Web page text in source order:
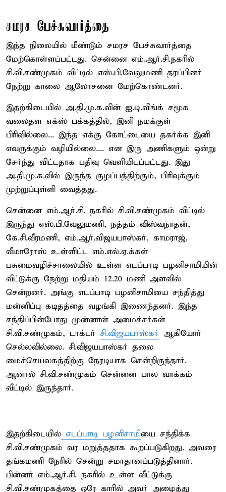
சமரச பேச்சுவார்த்தை
இந்த நிலையில் மீண்டும் சமரச பேச்சுவார்த்தை
மேற்கொள்ளப்பட்டது. சென்னை எம்.ஆர்.சி.நகரில்
சி.வி.சண்முகம் வீட்டில் எஸ்.பி.வேலுமணி தரப்பினர்
நேற்று காலை ஆலோசனை மேற்கொண்டனர்.
இதற்கிடையில் அ.தி.மு.க.வின் ஐ.டி.விங்க் சமூக
வலைதள எக்ஸ் பக்கத்தில், இனி நமக்குள்
பிரிவில்லை... இந்த எக்கு கோட்டையை தகர்க்க இனி
எவருக்கும் வழியில்லை.... என இரு அணிகளும் ஒன்று
சேர்ந்து விட்டதாக பதிவு வெளியிடப்பட்டது. இது
அ.தி.மு.க.வில் இருந்த குழப்பத்திற்கும், பிரிவுக்கும்
முற்றுப்புள்ளி வைத்தது.
சென்னை எம்.ஆர்.சி. நகரில் சி.வி.சண்முகம் வீட்டில்
இருந்து எஸ்.பி.வேலுமணி, நத்தம் விஸ்வநாதன்,
கே.சி.வீரமணி, எம்.ஆர்.விஜயபாஸ்கர், காமராஜ்,
லீமாரோஸ் உள்ளிட்ட எம்.எல்.ஏ.க்கள்
பசுமைவழிச்சாலையில் உள்ள எடப்பாடி பழனிசாமியின்
வீட்டுக்கு நேற்று மதியம் 12.20 மணி அளவில்
சென்றனர். அங்கு எடப்பாடி பழனிசாமியை சந்தித்து
மன்னிப்பு கடிதத்தை வழங்கி இணைந்தனர். இந்த
சந்திப்பின்போது முன்னாள் அமைச்சர்கள்
சி.வி.சண்முகம், டாக்டர் சி.விஜயபாஸ்கர் ஆகியோர்
செல்லவில்லை. சி.விஜயபாஸ்கர் தலை
மைச்செயலகத்திற்கு நேரடியாக சென்றிருந்தார்.
ஆனால் சி.வி.சண்முகம் சென்னை பால வாக்கம்
வீட்டில் இருந்தார்.
இதற்கிடையில் எடப்பாடி பழனிசாமியை சந்திக்க
சி.வி.சண்முகம் வர மறுத்ததாக கூறப்படுகிறது. அவரை
தங்கமணி நேரில் சென்று சமாதானப்படுத்தினார்.
பின்னர் எம்.ஆர்.சி. நகரில் உள்ள வீட்டுக்கு
சி.வி.சண்முகத்தை ஒரே காரில் அவர் அழைத்து